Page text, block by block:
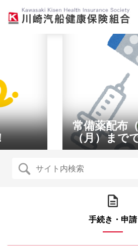
常備薬配布（健保補助付
（月）までです！
手続き・申請